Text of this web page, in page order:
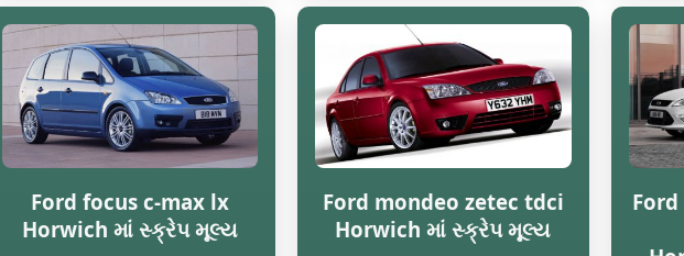
Ford focus c-max lx
Horwich માં સ્ક્રેપ મૂલ્ય
Ford mondeo zetec tdci
Horwich માં સ્ક્રેપ મૂલ્ય